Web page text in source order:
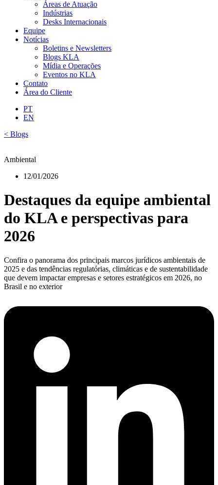
Áreas de Atuação
Indústrias
Desks Internacionais
Equipe
Notícias
Boletins e Newsletters
Blogs KLA
Mídia e Operações
Eventos no KLA
Contato
Área do Cliente
PT
EN
< Blogs
Ambiental
12/01/2026
Destaques da equipe ambiental
do KLA e perspectivas para
2026
Confira o panorama dos principais marcos jurídicos ambientais de
2025 e das tendências regulatórias, climáticas e de sustentabilidade
que devem impactar empresas e setores estratégicos em 2026, no
Brasil e no exterior